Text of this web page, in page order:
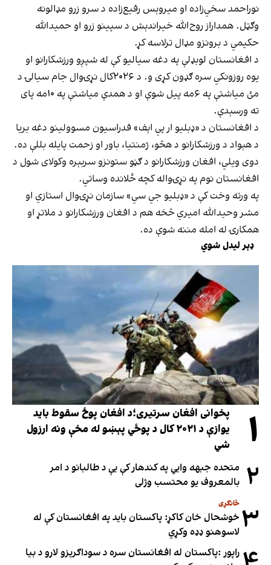
نوراحمد سخي‌زاده او میروېس رفیع‌زاده د سرو زرو مډالونه
وګټل. همداراز روح‌الله خیراندېش د سپینو زرو او حمیدالله
حکیمي د برونزو مډال ترلاسه کړ.
د افغانستان لوبډلې په دغه سیالیو کې له شپږو ورزشکارانو او
یوه روزونکي سره ګډون کړی و. د ۲۰۲۶کال نړۍوال جام سیالۍ د
مئ میاشتې په ۶مه پیل شوې او د همدې میاشتې په ۱۰مه پای
ته ورسېدې.
د افغانستان د «ډبلیو ار پي اېف» فدراسیون مسوولینو دغه بریا
د هېواد د ورزشکارانو د هڅو، ژمنتیا، باور او زحمت پایله بللې ده.
دوی ویلي، افغان ورزشکارانو د ګڼو ستونزو سربېره وکولای شول د
افغانستان نوم په نړۍواله کچه ځلانده وساتي.
په ورته وخت کې د «ډبلیو جي سي» سازمان نړۍوال استازي او
مشر وحیدالله امیري څخه هم د افغان ورزشکارانو د ملاتړ او
همکارۍ له امله مننه شوې ده.
ډېر لیدل شوي
۱
پخوانی افغان سرتیری؛د افغان پوځ سقوط باید
یوازې د ۲۰۲۱ کال د پوځي پېښو له مخې ونه ارزول
شي
۲ متحده جبهه وايي په کندهار کې یې د طالبانو د امر
بالمعروف یو محتسب وژلی
۳ ځانګړی
خوشحال خان کاکړ: پاکستان بايد په افغانستان کې له
لاسوهنو ډډه وکړي
راپور :پاکستان له افغانستان سره د سوداګریزو لارو د بیا